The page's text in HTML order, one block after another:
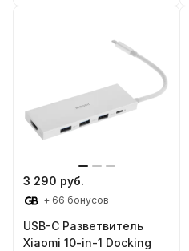
3 290 руб.
+ 66 бонусов
USB-C Разветвитель
Xiaomi 10-in-1 Docking